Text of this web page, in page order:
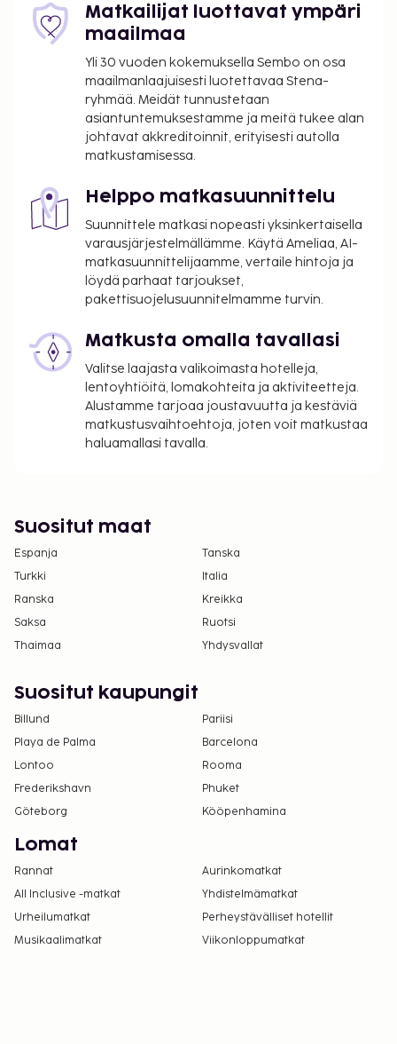
varauksesi myöhemmin. Kaikki järjestelyt
sovitaan suoraan matkustajan ja
majoituspaikan kesken.
Kausiluontoinen uima-allas on käytettävissä
toukokuusta syyskuuhun.
Matkailijat luottavat ympäri
maailmaa
Yli 30 vuoden kokemuksella Sembo on osa
maailmanlaajuisesti luotettavaa Stena-
ryhmää. Meidät tunnustetaan
asiantuntemuksestamme ja meitä tukee alan
johtavat akkreditoinnit, erityisesti autolla
matkustamisessa.
Helppo matkasuunnittelu
Suunnittele matkasi nopeasti yksinkertaisella
varausjärjestelmällämme. Käytä Ameliaa, AI-
matkasuunnittelijaamme, vertaile hintoja ja
löydä parhaat tarjoukset,
pakettisuojelusuunnitelmamme turvin.
Matkusta omalla tavallasi
Valitse laajasta valikoimasta hotelleja,
lentoyhtiöitä, lomakohteita ja aktiviteetteja.
Alustamme tarjoaa joustavuutta ja kestäviä
matkustusvaihtoehtoja, joten voit matkustaa
haluamallasi tavalla.
Suositut maat
Espanja
Tanska
Turkki
Italia
Ranska
Kreikka
Saksa
Ruotsi
Thaimaa
Yhdysvallat
Suositut kaupungit
Billund
Pariisi
Playa de Palma
Barcelona
Lontoo
Rooma
Frederikshavn
Phuket
Göteborg
Kööpenhamina
Lomat
Rannat
Aurinkomatkat
All Inclusive -matkat
Yhdistelmämatkat
Urheilumatkat
Perheystävälliset hotellit
Musikaalimatkat
Viikonloppumatkat